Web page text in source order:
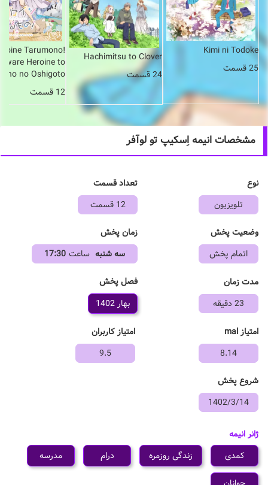
Kimi ni Todoke
25 قسمت
Hachimitsu to Clover
24 قسمت
Tarumono!
Heroine to
no Oshigoto
12 قسمت
مشخصات انیمه اِسکیپ تو لوآفر
نوع
تلویزیون
تعداد قسمت
12 قسمت
وضعیت پخش
اتمام پخش
زمان پخش
سه شنبه ساعت 17:30
مدت زمان
23 دقیقه
فصل پخش
بهار 1402
امتیاز mal
8.14
امتیاز کاربران
9.5
شروع پخش
1402/3/14
ژانر انیمه
کمدی
زندگی روزمره درام مدرسه